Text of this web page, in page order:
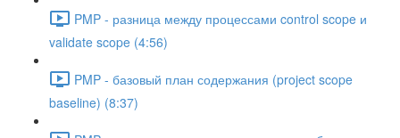
PMP - разница между процессами control scope и
validate scope (4:56)
PMP - базовый план содержания (project scope
baseline) (8:37)